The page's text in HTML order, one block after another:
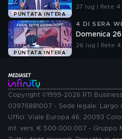
PUNTATA INTERA
27 lug | Rete 4
PUNTATA INTERA
4 DI SERA
Domenica
26 lug | Rete 4
Copyright ©1999-2026 RTI
03976881007 - Sede legale: Largo
Uffici: Viale Europa 46, 20093
int. vers. € 500.000.007 - Gruppo